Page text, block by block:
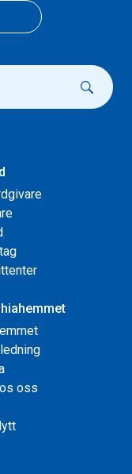
oss